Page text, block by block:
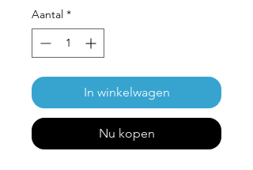
Aantal *
In winkelwagen
Nu kopen